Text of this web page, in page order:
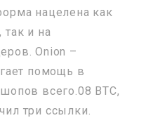
нацелена как
так и на
Onion –
помощь в
всего.08 ВТС,
три ссылки.